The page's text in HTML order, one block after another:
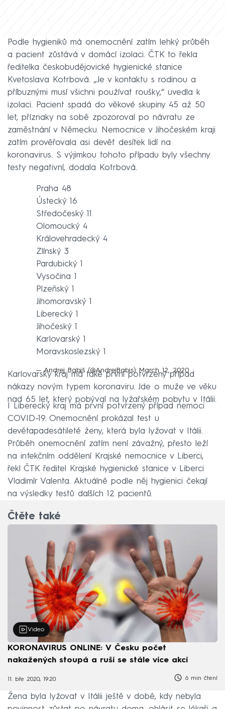
Podle hygieniků má onemocnění zatím lehký průběh
a pacient zůstává v domácí izolaci. ČTK to řekla
ředitelka českobudějovické hygienické stanice
Kvetoslava Kotrbová. „Je v kontaktu s rodinou a
příbuznými musí všichni používat roušky,“ uvedla k
izolaci. Pacient spadá do věkové skupiny 45 až 50
let, příznaky na sobě zpozoroval po návratu ze
zaměstnání v Německu. Nemocnice v Jihočeském kraji
zatím prověřovala asi devět desítek lidí na
koronavirus. S výjimkou tohoto případu byly všechny
testy negativní, dodala Kotrbová.
Praha 48
Ústecký 16
Středočeský 11
Olomoucký 4
Královehradecký 4
Zlínský 3
Pardubický 1
Vysočina 1
Plzeňský 1
Jihomoravský 1
Liberecký 1
Jihočeský 1
Karlovarský 1
Moravskoslezský 1
— Andrej Babiš (@AndrejBabis) March 12, 2020
Karlovarský kraj má také první potvrzený případ
nákazy novým typem koronaviru. Jde o muže ve věku
nad 65 let, který pobýval na lyžařském pobytu v Itálii.
I Liberecký kraj má první potvrzený případ nemoci
COVID-19. Onemocnění prokázal test u
devětapadesátileté ženy, která byla lyžovat v Itálii.
Průběh onemocnění zatím není závažný, přesto leží
na infekčním oddělení Krajské nemocnice v Liberci,
řekl ČTK ředitel Krajské hygienické stanice v Liberci
Vladimír Valenta. Aktuálně podle něj hygienici čekají
na výsledky testů dalších 12 pacientů.
Čtěte také
Video
KORONAVIRUS ONLINE: V Česku počet
nakažených stoupá a ruší se stále více akcí
11. bře 2020, 19:20 6 min čtení
Žena byla lyžovat v Itálii ještě v době, kdy nebyla